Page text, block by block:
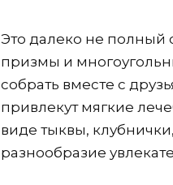
Это далеко не полный
призмы и
собрать вместе с
привлекут мягкие
виде тыквы,
разнообразие